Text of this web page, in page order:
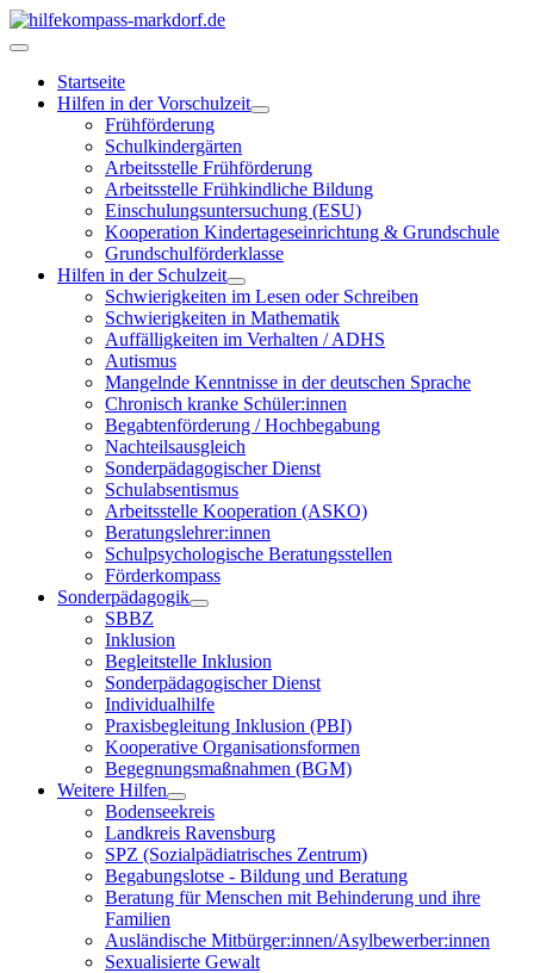
Startseite
Hilfen in der Vorschulzeit
Frühförderung
Schulkindergärten
Arbeitsstelle Frühförderung
Arbeitsstelle Frühkindliche Bildung
Einschulungsuntersuchung (ESU)
Kooperation Kindertageseinrichtung & Grundschule
Grundschulförderklasse
Hilfen in der Schulzeit
Schwierigkeiten im Lesen oder Schreiben
Schwierigkeiten in Mathematik
Auffälligkeiten im Verhalten / ADHS
Autismus
Mangelnde Kenntnisse in der deutschen Sprache
Chronisch kranke Schüler:innen
Begabtenförderung / Hochbegabung
Nachteilsausgleich
Sonderpädagogischer Dienst
Schulabsentismus
Arbeitsstelle Kooperation (ASKO)
Beratungslehrer:innen
Schulpsychologische Beratungsstellen
Förderkompass
Sonderpädagogik
SBBZ
Inklusion
Begleitstelle Inklusion
Sonderpädagogischer Dienst
Individualhilfe
Praxisbegleitung Inklusion (PBI)
Kooperative Organisationsformen
Begegnungsmaßnahmen (BGM)
Weitere Hilfen
Bodenseekreis
Landkreis Ravensburg
SPZ (Sozialpädiatrisches Zentrum)
Begabungslotse - Bildung und Beratung
Beratung für Menschen mit Behinderung und ihre
Familien
Ausländische Mitbürger:innen/Asylbewerber:innen
Sexualisierte Gewalt